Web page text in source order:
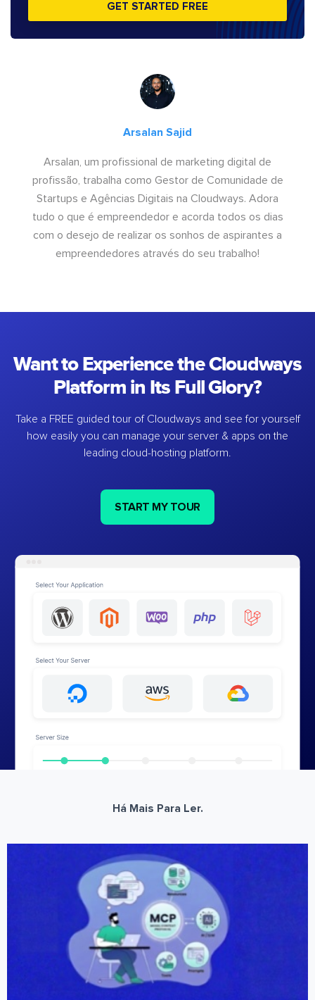
GET STARTED FREE
Arsalan Sajid
Arsalan, um profissional de marketing digital de
profissão, trabalha como Gestor de Comunidade de
Startups e Agências Digitais na Cloudways. Adora
tudo o que é empreendedor e acorda todos os dias
com o desejo de realizar os sonhos de aspirantes a
empreendedores através do seu trabalho!
Want to Experience the Cloudways
Platform in Its Full Glory?
Take a FREE guided tour of Cloudways and see for yourself
how easily you can manage your server & apps on the
leading cloud-hosting platform.
START MY TOUR
Há Mais Para Ler.